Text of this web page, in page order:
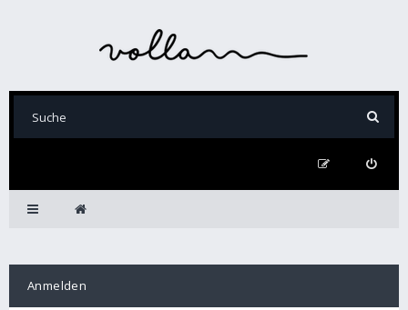
Anmelden